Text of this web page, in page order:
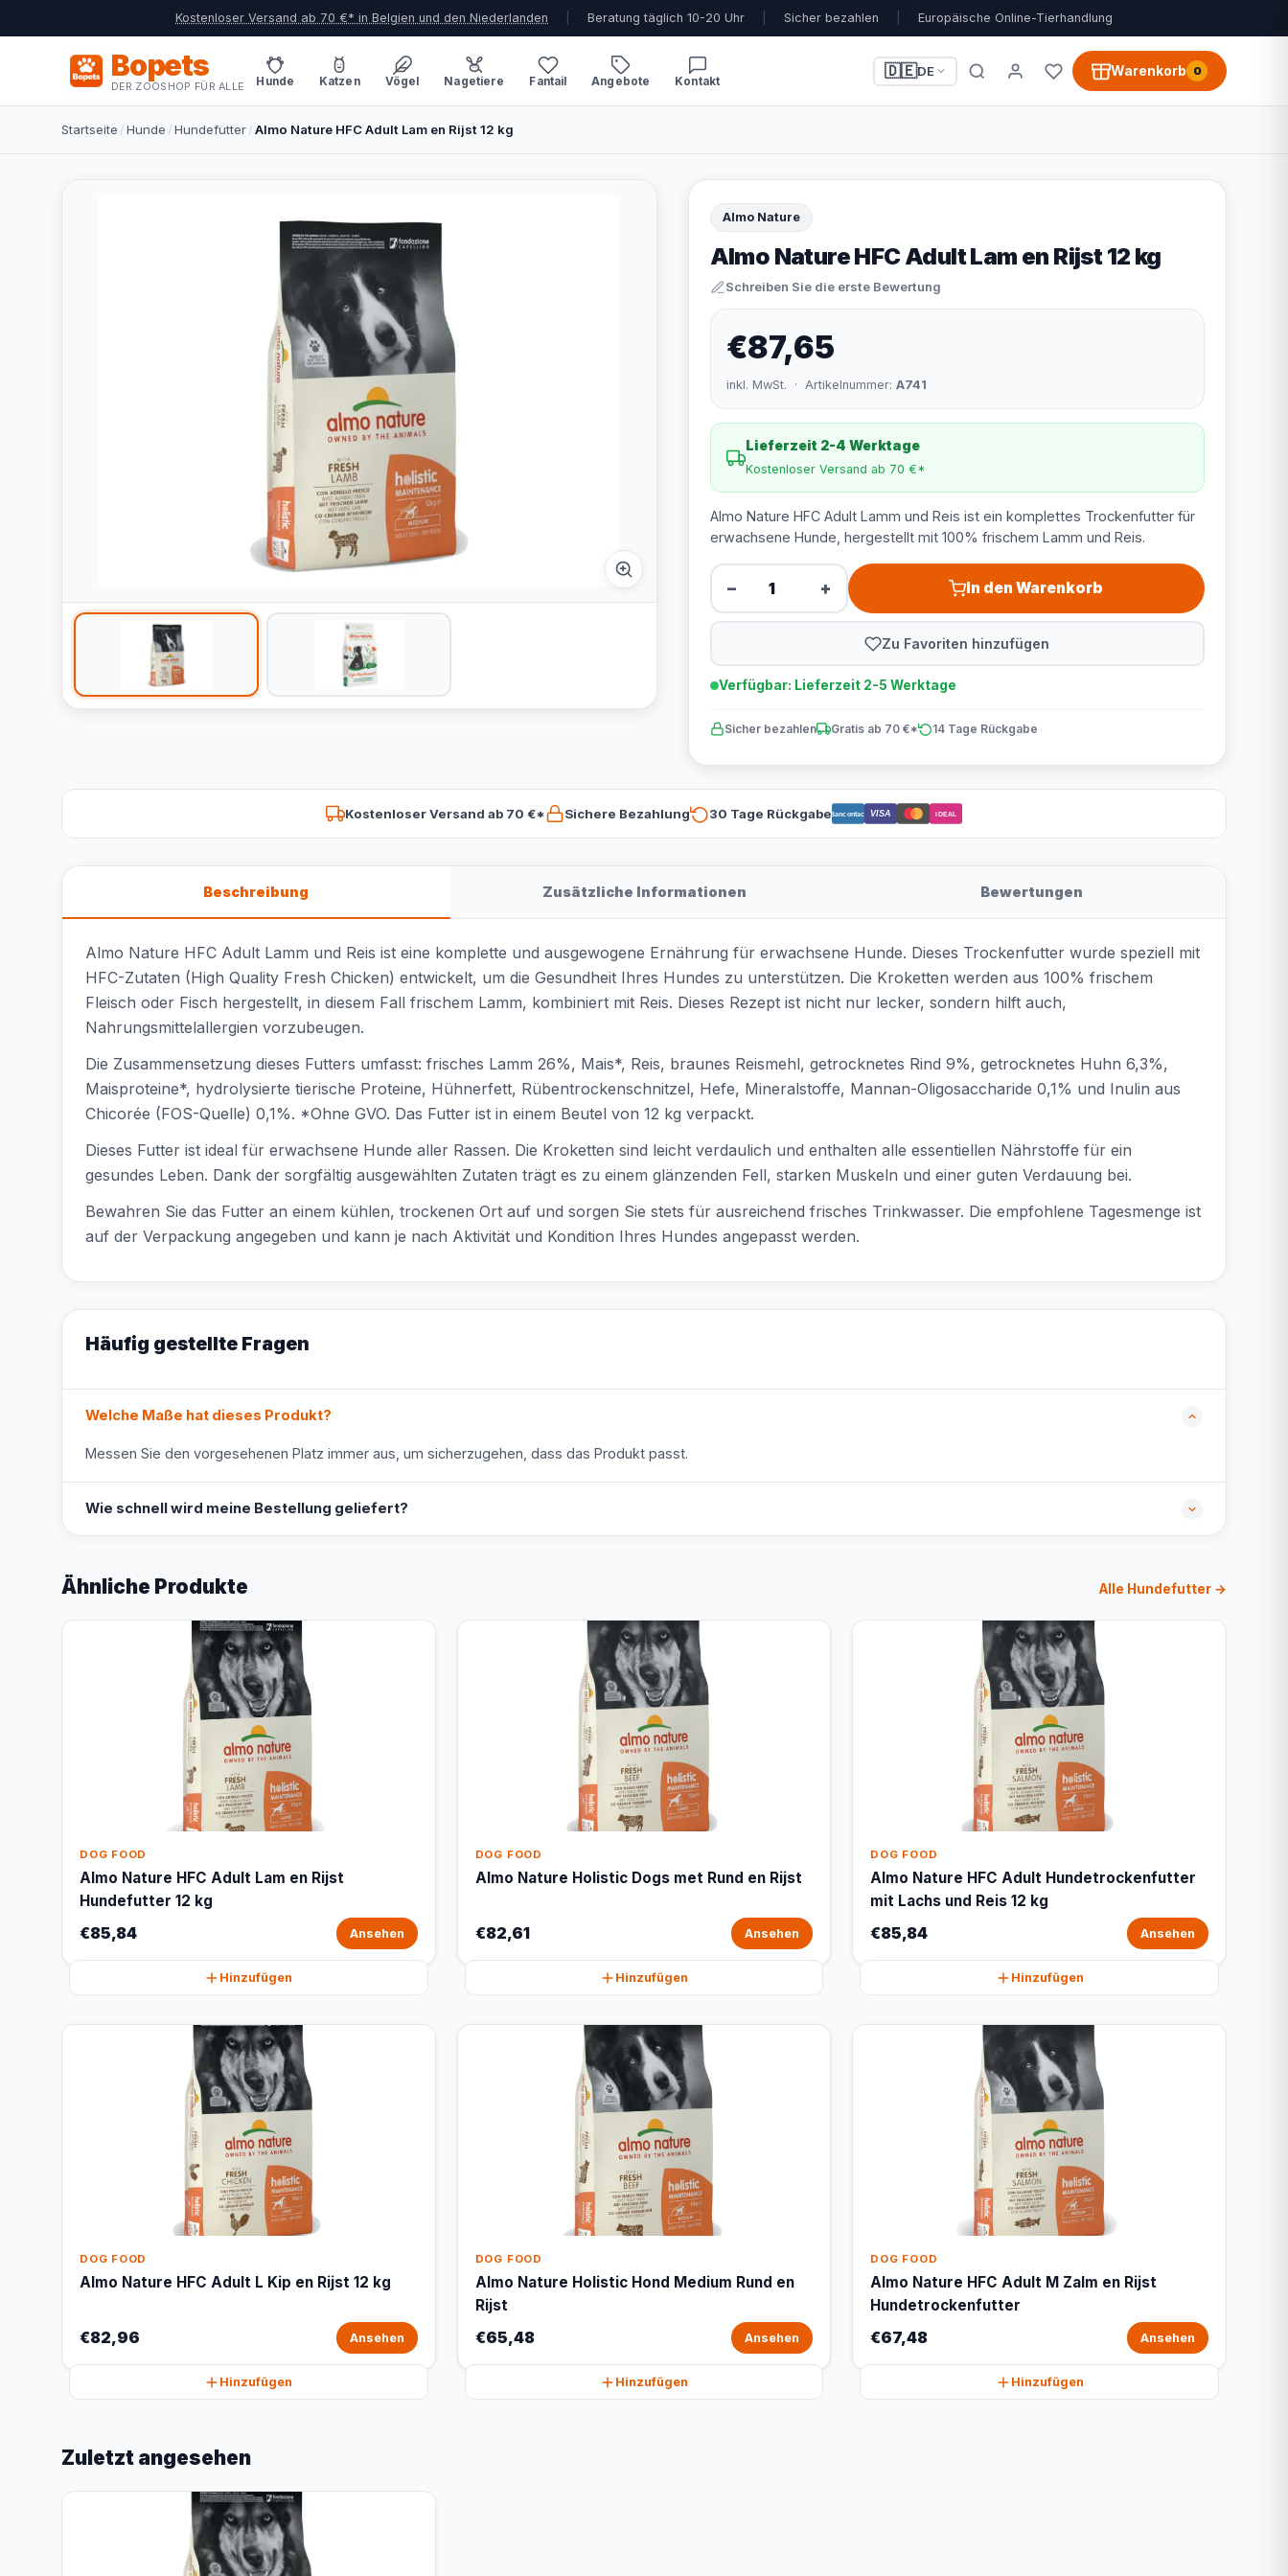
Kostenloser Versand ab 70 €* in Belgien und den Niederlanden Beratung täglich 10-20 Uhr Sicher bezahlen Europäische Online-Tierhandlung
Bopets
DER ZOOSHOP FÜR ALLE Hunde Katzen Vögel Nagetiere Fantail Angebote Kontakt
🇩🇪DE Warenkorb 0
Startseite /Hunde /Hundefutter/Almo Nature HFC Adult Lam en Rijst 12 kg
Almo Nature
Almo Nature HFC Adult Lam en Rijst 12 kg
Schreiben Sie die erste Bewertung
€87,65
inkl. MwSt. · Artikelnummer: A741
Lieferzeit 2-4 Werktage
Kostenloser Versand ab 70 €*
Almo Nature HFC Adult Lamm und Reis ist ein komplettes Trockenfutter für
erwachsene Hunde, hergestellt mit 100% frischem Lamm und Reis.
− + In den Warenkorb
Zu Favoriten hinzufügen
Verfügbar: Lieferzeit 2-5 Werktage
Sicher bezahlen Gratis ab 70 €* 14 Tage Rückgabe
Kostenloser Versand ab 70 €* Sichere Bezahlung 30 Tage RückgabeBancontact VISA iDEAL
Beschreibung Zusätzliche Informationen Bewertungen
Almo Nature HFC Adult Lamm und Reis ist eine komplette und ausgewogene Ernährung für erwachsene Hunde. Dieses Trockenfutter wurde speziell mit
HFC-Zutaten (High Quality Fresh Chicken) entwickelt, um die Gesundheit Ihres Hundes zu unterstützen. Die Kroketten werden aus 100% frischem
Fleisch oder Fisch hergestellt, in diesem Fall frischem Lamm, kombiniert mit Reis. Dieses Rezept ist nicht nur lecker, sondern hilft auch,
Nahrungsmittelallergien vorzubeugen.
Die Zusammensetzung dieses Futters umfasst: frisches Lamm 26%, Mais*, Reis, braunes Reismehl, getrocknetes Rind 9%, getrocknetes Huhn 6,3%,
Maisproteine*, hydrolysierte tierische Proteine, Hühnerfett, Rübentrockenschnitzel, Hefe, Mineralstoffe, Mannan-Oligosaccharide 0,1% und Inulin aus
Chicorée (FOS-Quelle) 0,1%. *Ohne GVO. Das Futter ist in einem Beutel von 12 kg verpackt.
Dieses Futter ist ideal für erwachsene Hunde aller Rassen. Die Kroketten sind leicht verdaulich und enthalten alle essentiellen Nährstoffe für ein
gesundes Leben. Dank der sorgfältig ausgewählten Zutaten trägt es zu einem glänzenden Fell, starken Muskeln und einer guten Verdauung bei.
Bewahren Sie das Futter an einem kühlen, trockenen Ort auf und sorgen Sie stets für ausreichend frisches Trinkwasser. Die empfohlene Tagesmenge ist
auf der Verpackung angegeben und kann je nach Aktivität und Kondition Ihres Hundes angepasst werden.
Häufig gestellte Fragen
Welche Maße hat dieses Produkt?
Messen Sie den vorgesehenen Platz immer aus, um sicherzugehen, dass das Produkt passt.
Wie schnell wird meine Bestellung geliefert?
Ähnliche Produkte Alle Hundefutter →
DOG FOOD
Almo Nature HFC Adult Lam en Rijst
Hundefutter 12 kg
€85,84 Ansehen
Hinzufügen
DOG FOOD
Almo Nature Holistic Dogs met Rund en Rijst
€82,61 Ansehen
Hinzufügen
DOG FOOD
Almo Nature HFC Adult Hundetrockenfutter
mit Lachs und Reis 12 kg
€85,84 Ansehen
Hinzufügen
DOG FOOD
Almo Nature HFC Adult L Kip en Rijst 12 kg
€82,96 Ansehen
Hinzufügen
DOG FOOD
Almo Nature Holistic Hond Medium Rund en
Rijst
€65,48 Ansehen
Hinzufügen
DOG FOOD
Almo Nature HFC Adult M Zalm en Rijst
Hundetrockenfutter
€67,48 Ansehen
Hinzufügen
Zuletzt angesehen